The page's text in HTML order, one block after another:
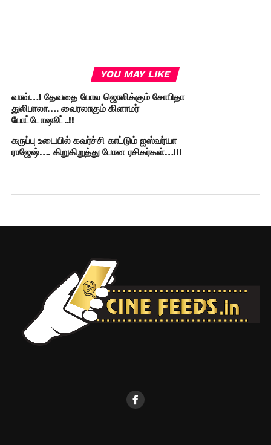
YOU MAY LIKE
வாவ்…! தேவதை போல ஜொலிக்கும் சோபிதா
துலிபாலா…. வைரலாகும் கிளாமர்
போட்டோஷூட்..!!
கருப்பு உடையில் கவர்ச்சி காட்டும் ஐஸ்வர்யா
ராஜேஷ்…. கிறுகிறுத்து போன ரசிகர்கள்…!!!